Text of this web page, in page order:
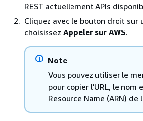
REST actuellement APIs
Cliquez avec le bouton droit sur
choisissez Appeler sur AWS.
Note
Vous pouvez utiliser le
pour copier l'URL, le nom
Resource Name (ARN) de